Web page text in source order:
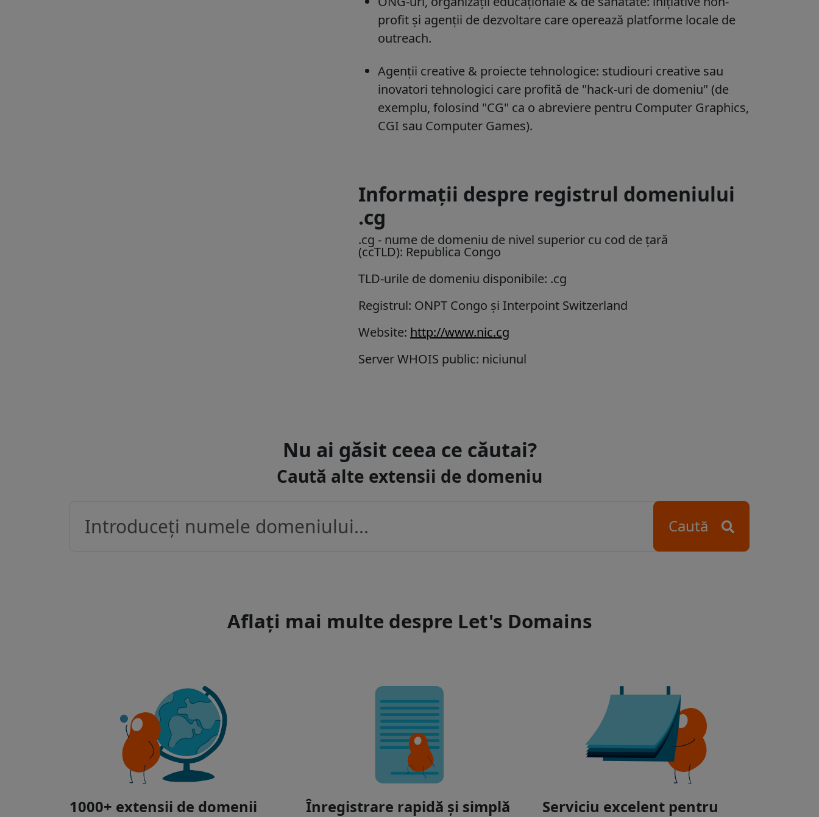
profit și agenții de dezvoltare care operează platforme locale de
outreach.
Agenții creative & proiecte tehnologice: studiouri creative sau
inovatori tehnologici care profită de "hack-uri de domeniu" (de
exemplu, folosind "CG" ca o abreviere pentru Computer Graphics,
CGI sau Computer Games).
Informații despre registrul domeniului
.cg
.cg - nume de domeniu de nivel superior cu cod de țară
(ccTLD): Republica Congo
TLD-urile de domeniu disponibile: .cg
Registrul: ONPT Congo și Interpoint Switzerland
Website: http://www.nic.cg
Server WHOIS public: niciunul
Nu ai găsit ceea ce căutai?
Caută alte extensii de domeniu
Caută